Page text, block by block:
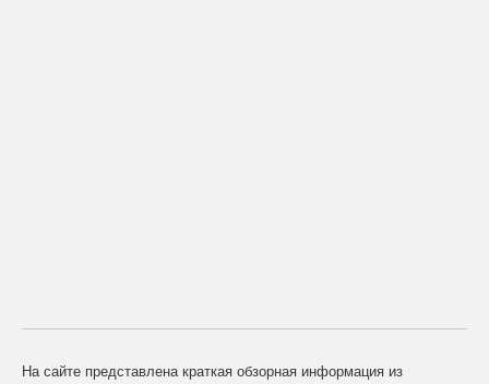
На сайте представлена краткая обзорная информация из